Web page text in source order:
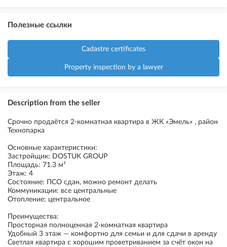
Полезные ссылки
Cadastre certificates
Property inspection by a lawyer
Description from the seller
Срочно продаётся 2-комнатная квартира в ЖК «Эмель» , район
Технопарка
Основные характеристики:
Застройщик: DOSTUK GROUP
Площадь: 71.3 м²
Этаж: 4
Состояние: ПСО сдан, можно ремонт делать
Коммуникации: все центральные
Отопление: центральное
Преимущества:
Просторная полноценная 2-комнатная квартира
Удобный 3 этаж — комфортно для семьи и для сдачи в аренду
Светлая квартира с хорошим проветриванием за счёт окон на